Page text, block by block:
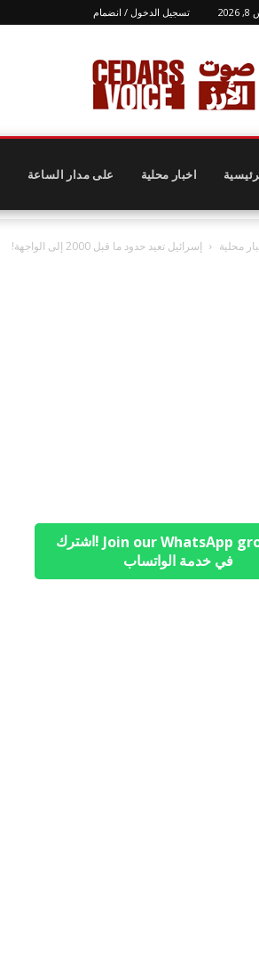
تسجيل الدخول / انضمام
اخبار محلية على مدار الساعة
محلية إسرائيل تعيد حدود ما قبل 2000 إلى الواجهة!
!اشترك
في خدمة الواتساب